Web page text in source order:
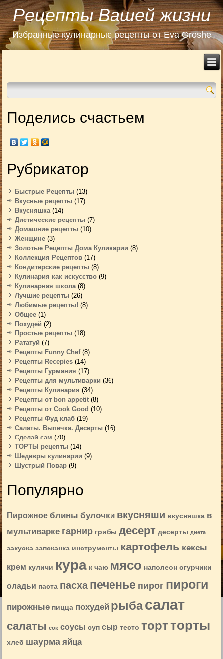
Рецепты Вашей жизни
Избранные кулинарные рецепты от Eva Groshe
Поделись счастьем
Рубрикатор
Быстрые Рецепты (13)
Вкусные рецепты (17)
Вкусняшка(14)
Диетические рецепты (7)
Домашние рецепты (10)
Женщине (3)
Золотые Рецепты Дома Кулинарии (8)
Коллекция Рецептов (17)
Кондитерские рецепты (8)
Кулинария как искусство (9)
Кулинарная школа(8)
Лучшие рецепты (26)
Любимые рецепты! (8)
Общее (1)
Похудей (2)
Простые рецепты (18)
Рататуй (7)
Рецепты Funny Chef(8)
Рецепты Recepies (14)
Рецепты Гурмания (17)
Рецепты для мультиварки (36)
Рецепты Кулинария (34)
Рецепты от bon appetit (8)
Рецепты от Cook Good (10)
Рецепты Фуд клаб (19)
Салаты. Выпечка. Десерты (16)
Сделай сам (70)
ТОРТЫ рецепты (14)
Шедевры кулинарии (9)
Шустрый Повар (9)
Популярно
Пирожное блины булочки вкусняши вкусняшка в
мультиварке гарнир грибы десерт десерты диета
закуска запеканка инструменты картофель кексы
крем куличи кура к чаю мясо наполеон огурчики
оладьи паста пасха печенье пирог пироги
пирожные пицца похудей рыбасалат
салаты сок соусы суп сыр тесто торт торты
хлеб шаурма яйца